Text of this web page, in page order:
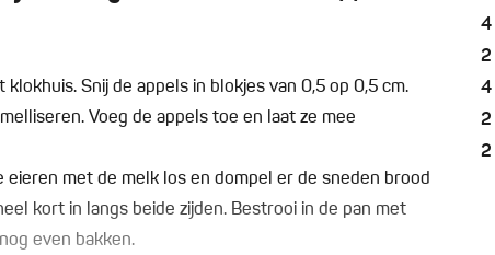
4
2
4
2
2
Snij de appels in blokjes van 0,5 op 0,5 cm.
Voeg de appels toe en laat ze mee
met de melk los en dompel er de sneden brood
kort in langs beide zijden. Bestrooi in de pan met
even bakken.